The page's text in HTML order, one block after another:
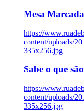
Mesa
https://
content/uploads/
335x256.jpg
Sabe o que
https://
content/uploads/
335x256.jpg